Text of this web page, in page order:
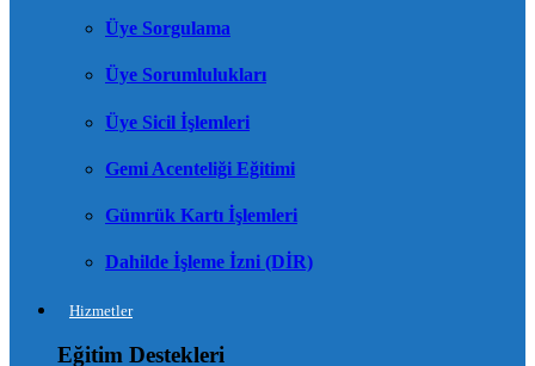
Üye Sorgulama
Üye Sorumlulukları
Üye Sicil İşlemleri
Gemi Acenteliği Eğitimi
Gümrük Kartı İşlemleri
Dahilde İşleme İzni (DİR)
Hizmetler
Eğitim Destekleri